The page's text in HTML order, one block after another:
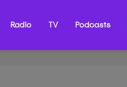
Radio TV Podcasts